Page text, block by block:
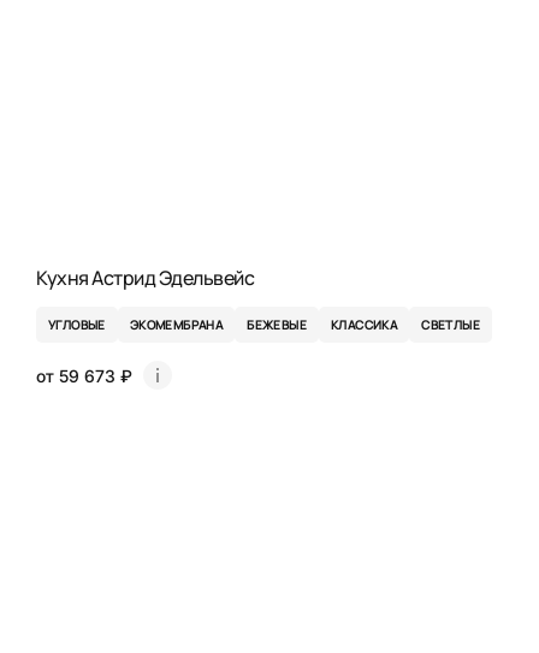
Кухня Астрид Эдельвейс
УГЛОВЫЕ ЭКОМЕМБРАНА БЕЖЕВЫЕ КЛАССИКА СВЕТЛЫЕ
от 59 673 ₽